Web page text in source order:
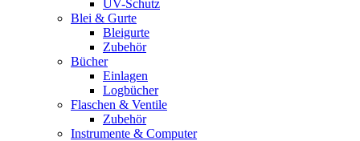
UV-Schutz
Blei & Gurte
Bleigurte
Zubehör
Bücher
Einlagen
Logbücher
Flaschen & Ventile
Zubehör
Instrumente & Computer